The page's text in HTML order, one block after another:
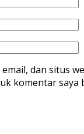
dan situs
komentar saya